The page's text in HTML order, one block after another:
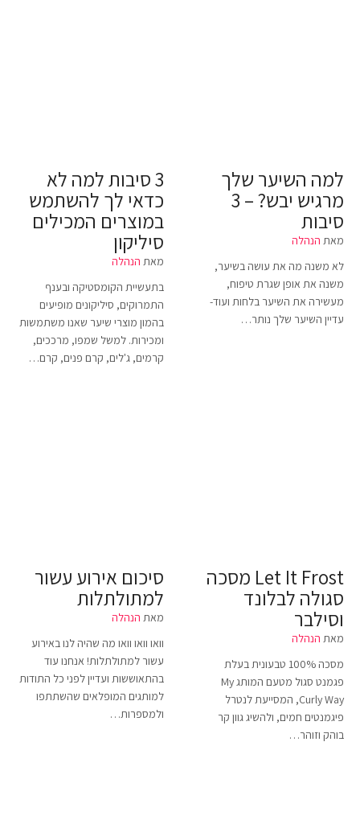
למה השיער שלך
מרגיש יבש? – 3
סיבות
מאת הנהלה
לא משנה מה את עושה בשיער,
משנה את אופן שגרת טיפוח,
מעשירה את השיער בלחות ועוד-
עדיין השיער שלך נותר…
3 סיבות למה לא
כדאי לך להשתמש
במוצרים המכילים
סיליקון
מאת הנהלה
בתעשיית הקומסטיקה ובענף
התמרוקים, סיליקונים מופיעים
בהמון מוצרי שיער שאנו משתמשות
ומכירות. למשל שמפו, מרככים,
קרמים, ג'לים, קרם פנים, קרם…
Let It Frost מסכה
סגולה לבלונד
וסילבר
מאת הנהלה
מסכה 100% טבעונית בעלת
פגמנט סגול מטעם המותג My
Curly Way, המסייעת לנטרל
פיגמנטים חמים, ולהשיג גוון קר
בוהק וזוהר…
סיכום אירוע עשור
למתולתלות
מאת הנהלה
וואו וואו וואו מה שהיה לנו באירוע
עשור למתולתלות! אנחנו עוד
בהתאוששות ועדיין לפני כל התודות
למותגים המופלאים שהשתתפו
ולמספרות…